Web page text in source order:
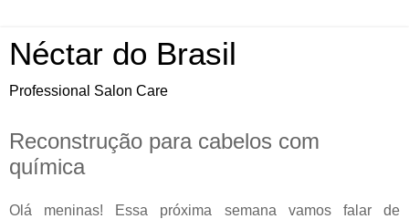
Néctar do Brasil
Professional Salon Care
Reconstrução para cabelos com
química
Olá meninas! Essa próxima semana vamos falar de